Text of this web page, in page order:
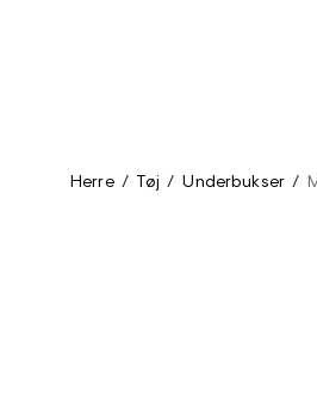
Herre / Tøj / Underbukser /